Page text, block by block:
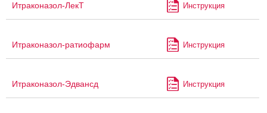
Итраконазол-ЛекТ Инструкция
Итраконазол-ратиофарм Инструкция
Итраконазол-Эдвансд Инструкция